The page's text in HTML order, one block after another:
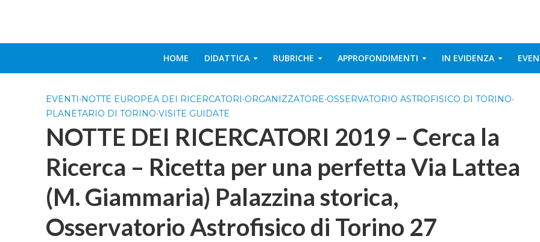
HOME DIDATTICA RUBRICHE APPROFONDIMENTI IN EVIDENZA
EVENTI•NOTTE EUROPEA DEI RICERCATORI•ORGANIZZATORE•OSSERVATORIO ASTROFISICO DI TORINO•
PLANETARIO DI TORINO•VISITE GUIDATE
NOTTE DEI RICERCATORI 2019 – Cerca la
Ricerca – Ricetta per una perfetta Via Lattea
(M. Giammaria) Palazzina storica,
Osservatorio Astrofisico di Torino 27